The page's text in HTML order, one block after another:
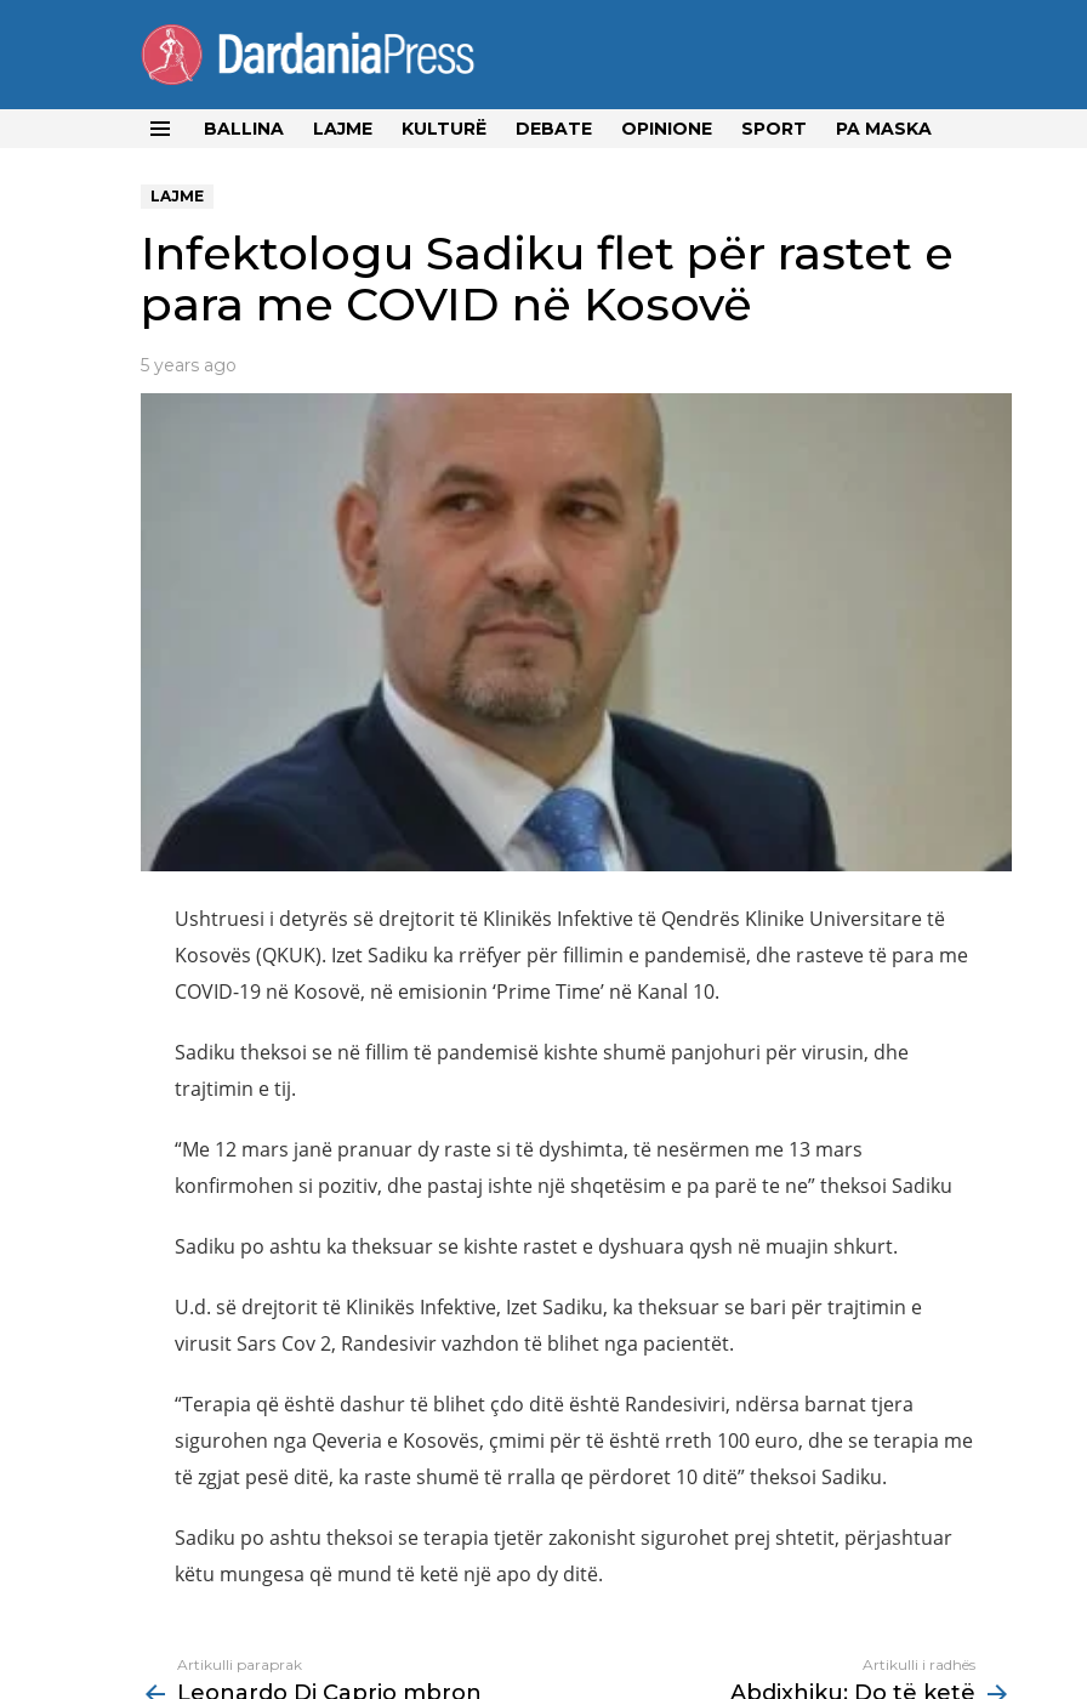
BALLINA LAJME KULTURË DEBATE OPINIONE SPORT PA MASKA
LAJME
Infektologu Sadiku flet për rastet e
para me COVID në Kosovë
5 years ago
Ushtruesi i detyrës së drejtorit të Klinikës Infektive të Qendrës Klinike Universitare të
Kosovës (QKUK). Izet Sadiku ka rrëfyer për fillimin e pandemisë, dhe rasteve të para me
COVID-19 në Kosovë, në emisionin ‘Prime Time’ në Kanal 10.
Sadiku theksoi se në fillim të pandemisë kishte shumë panjohuri për virusin, dhe
trajtimin e tij.
“Me 12 mars janë pranuar dy raste si të dyshimta, të nesërmen me 13 mars
konfirmohen si pozitiv, dhe pastaj ishte një shqetësim e pa parë te ne” theksoi Sadiku
Sadiku po ashtu ka theksuar se kishte rastet e dyshuara qysh në muajin shkurt.
U.d. së drejtorit të Klinikës Infektive, Izet Sadiku, ka theksuar se bari për trajtimin e
virusit Sars Cov 2, Randesivir vazhdon të blihet nga pacientët.
“Terapia që është dashur të blihet çdo ditë është Randesiviri, ndërsa barnat tjera
sigurohen nga Qeveria e Kosovës, çmimi për të është rreth 100 euro, dhe se terapia me
të zgjat pesë ditë, ka raste shumë të rralla qe përdoret 10 ditë” theksoi Sadiku.
Sadiku po ashtu theksoi se terapia tjetër zakonisht sigurohet prej shtetit, përjashtuar
këtu mungesa që mund të ketë një apo dy ditë.
Artikulli paraprak
Leonardo Di Caprio mbron
Artikulli i radhës
Abdixhiku: Do të ketë